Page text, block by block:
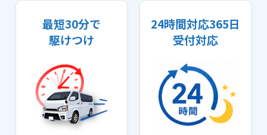
最短30分で
駆けつけ
24時間対応365日
受付対応